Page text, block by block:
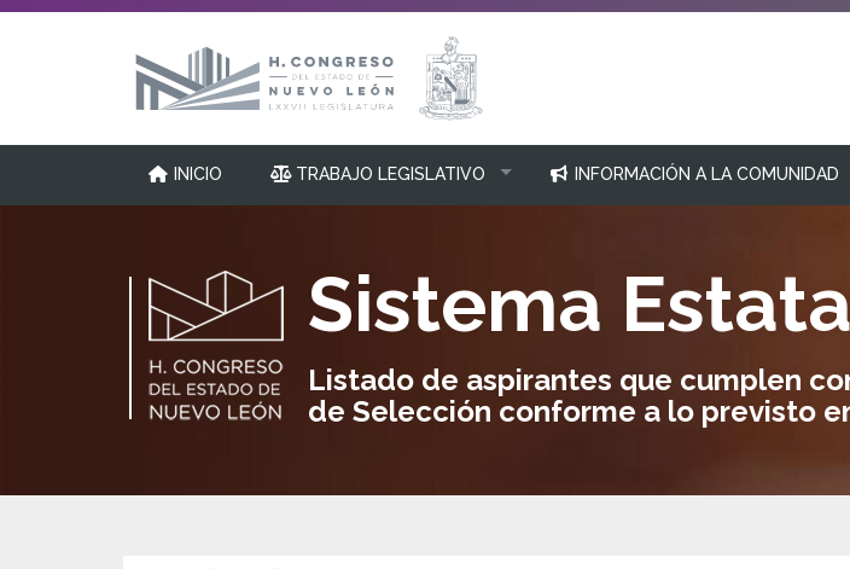
INICIO TRABAJO LEGISLATIVO INFORMACIÓN A LA COMUNIDAD
Sistema
Listado de aspirantes que cumplen
de Selección conforme a lo previsto